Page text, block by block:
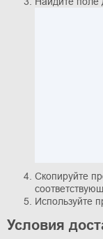
Скопируйте
Используйте
Условия